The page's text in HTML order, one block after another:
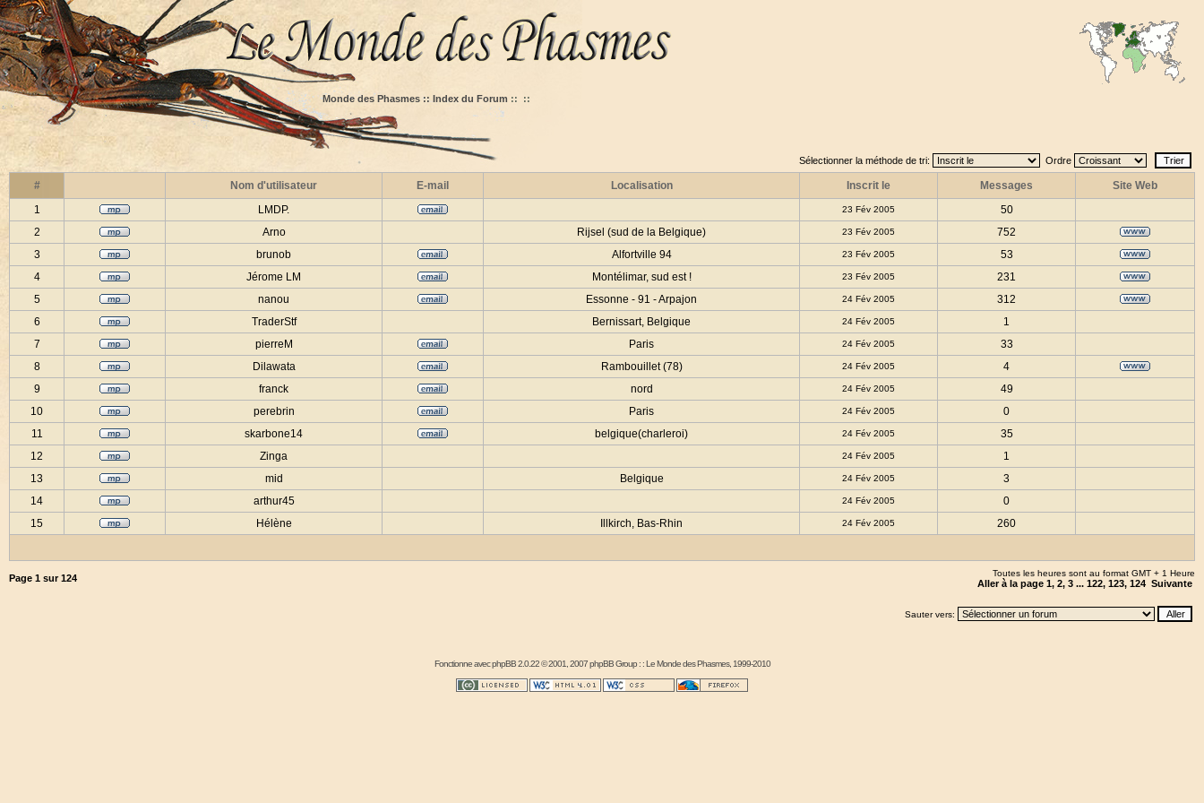
Monde des Phasmes :: Index du Forum :: ::
Sélectionner la méthode de tri: Ordre
# Nom d'utilisateur E-mail Localisation Inscrit le Messages
Site Web
1
LMDP. 23 Fév 2005
50
2
Arno Rijsel (sud de la Belgique) 23 Fév 2005
752
3
brunob Alfortville 94 23 Fév 2005
53
4
Jérome LM Montélimar, sud est ! 23 Fév 2005
231
5
nanou Essonne - 91 - Arpajon 24 Fév 2005
312
6
TraderStf Bernissart, Belgique 24 Fév 2005
1
7
pierreM Paris 24 Fév 2005
33
8
Dilawata Rambouillet (78) 24 Fév 2005
4
9
franck nord 24 Fév 2005
49
10
perebrin Paris 24 Fév 2005
0
11
skarbone14 belgique(charleroi) 24 Fév 2005
35
12
Zinga 24 Fév 2005
1
13
mid Belgique 24 Fév 2005
3
14
arthur45 24 Fév 2005
0
15
Hélène Illkirch, Bas-Rhin 24 Fév 2005 260
Page 1 sur124 Toutes les heures sont au format GMT + 1 Heure
Aller à la page 1, 2, 3 ... 122, 123, 124 Suivante
Sauter vers:
Fonctionne avecphpBB2.0.22 © 2001, 2007 phpBB Group : :Le Monde des Phasmes, 1999-2010